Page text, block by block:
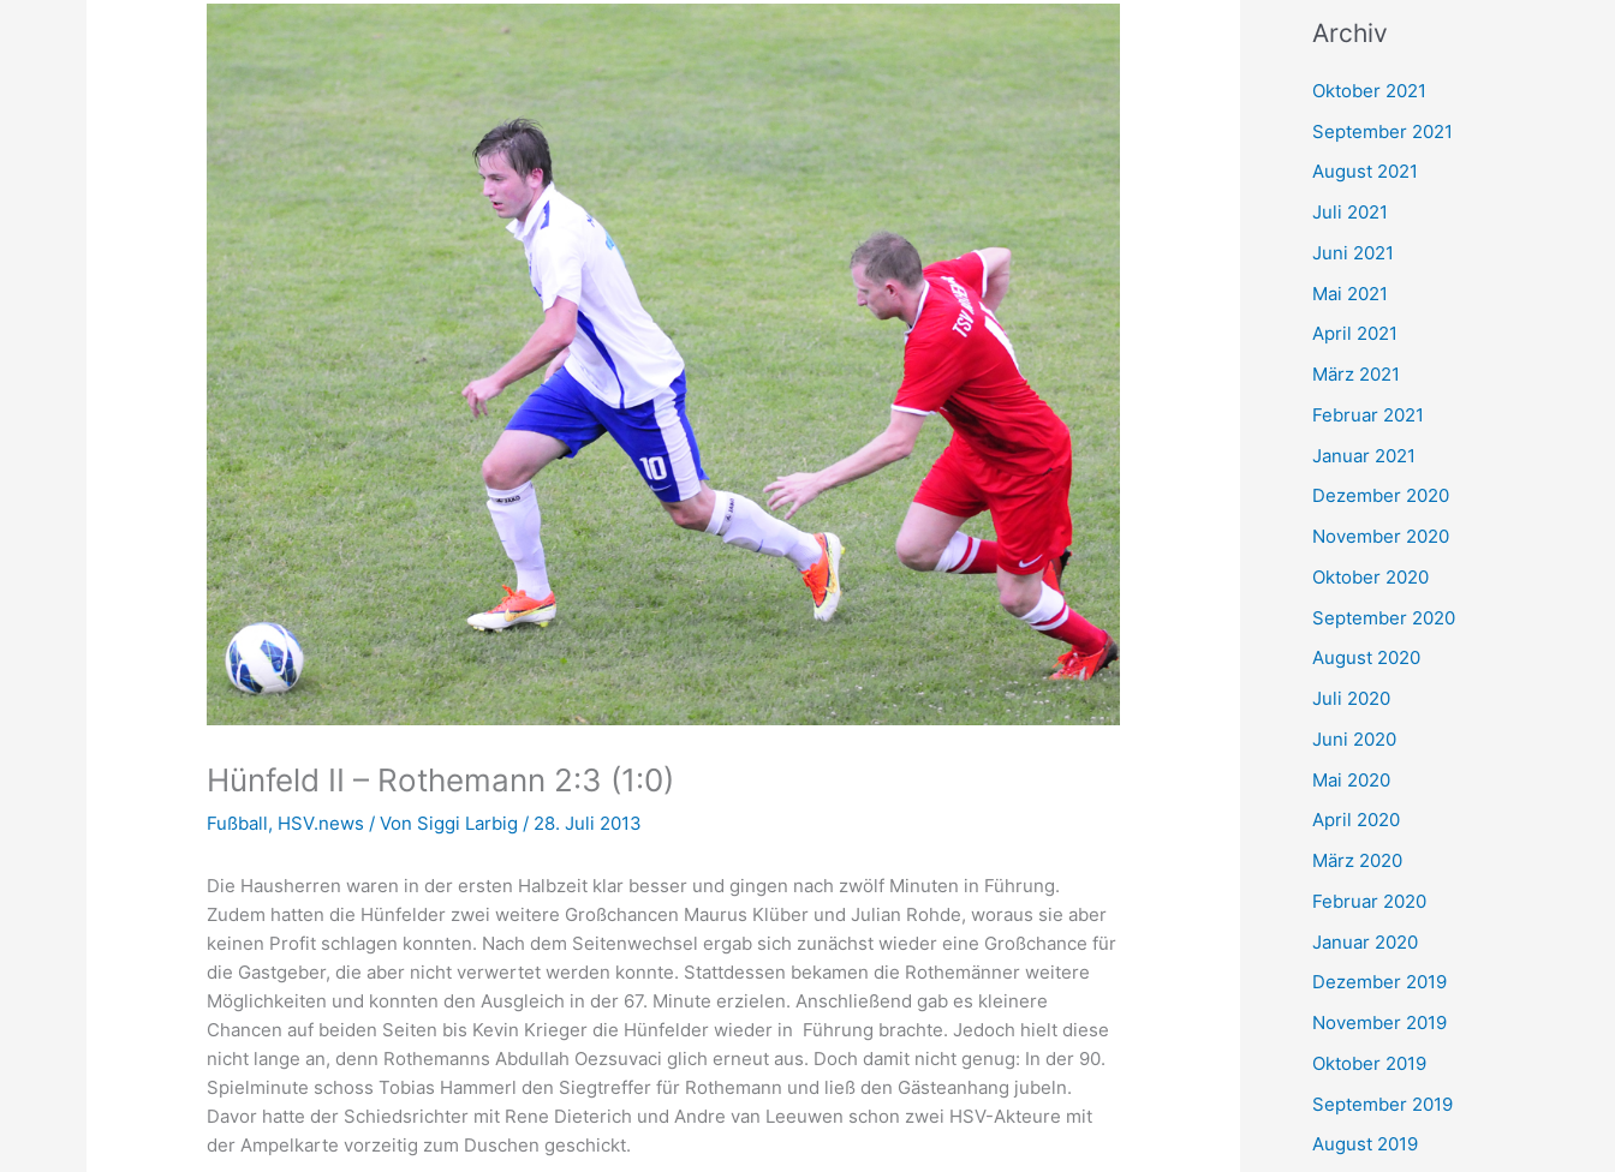
Hünfeld II – Rothemann 2:3 (1:0)
Fußball, HSV.news / Von Siggi Larbig/ 28. Juli 2013
Die Hausherren waren in der ersten Halbzeit klar besser und gingen nach zwölf Minuten in Führung.
Zudem hatten die Hünfelder zwei weitere Großchancen Maurus Klüber und Julian Rohde, woraus sie aber
keinen Profit schlagen konnten. Nach dem Seitenwechsel ergab sich zunächst wieder eine Großchance für
die Gastgeber, die aber nicht verwertet werden konnte. Stattdessen bekamen die Rothemänner weitere
Möglichkeiten und konnten den Ausgleich in der 67. Minute erzielen. Anschließend gab es kleinere
Chancen auf beiden Seiten bis Kevin Krieger die Hünfelder wieder in Führung brachte. Jedoch hielt diese
nicht lange an, denn Rothemanns Abdullah Oezsuvaci glich erneut aus. Doch damit nicht genug: In der 90.
Spielminute schoss Tobias Hammerl den Siegtreffer für Rothemann und ließ den Gästeanhang jubeln.
Davor hatte der Schiedsrichter mit Rene Dieterich und Andre van Leeuwen schon zwei HSV-Akteure mit
der Ampelkarte vorzeitig zum Duschen geschickt.
h
e
n
h
:
Archiv
Oktober 2021
September 2021
August 2021
Juli 2021
Juni 2021
Mai 2021
April 2021
März 2021
Februar 2021
Januar 2021
Dezember 2020
November 2020
Oktober 2020
September 2020
August 2020
Juli 2020
Juni 2020
Mai 2020
April 2020
März 2020
Februar 2020
Januar 2020
Dezember 2019
November 2019
Oktober 2019
September 2019
August 2019